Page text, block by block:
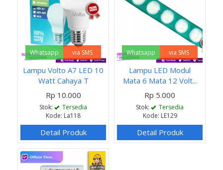
Whatsapp via SMS
Lampu Volto A7 LED 10
Watt Cahaya T
Rp 10.000
Stok:
Tersedia
Kode: La118
Detail Produk
Whatsapp via SMS
Lampu LED Modul
Mata 6 Mata 12 Volt...
Rp 5.000
Stok:
Tersedia
Kode: LE129
Detail Produk